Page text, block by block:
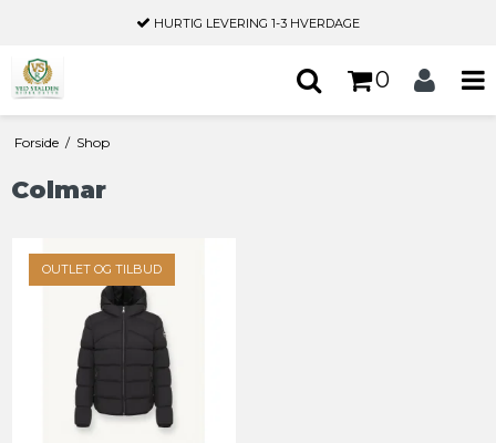
HURTIG LEVERING 1-3 HVERDAGE
0
Forside / Shop
Colmar
OUTLET OG TILBUD